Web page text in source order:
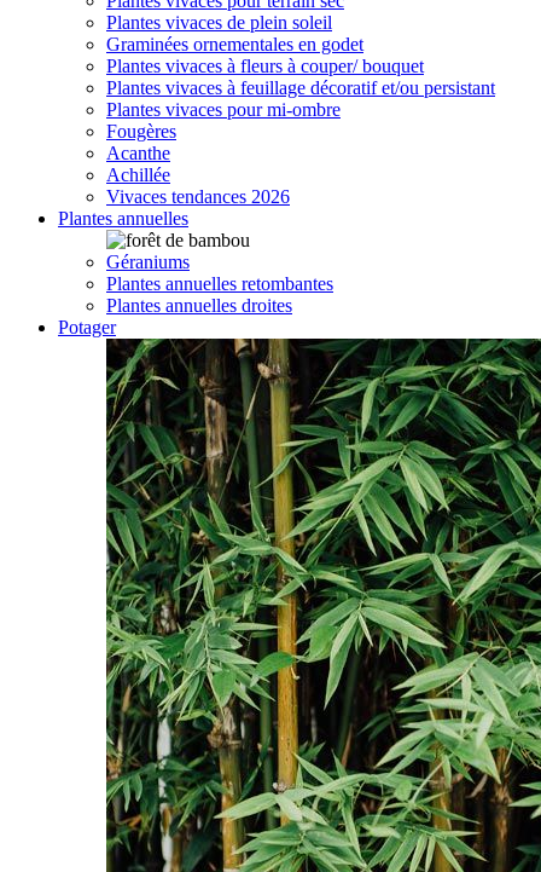
Plantes vivaces de plein soleil
Graminées ornementales en godet
Plantes vivaces à fleurs à couper/ bouquet
Plantes vivaces à feuillage décoratif et/ou persistant
Plantes vivaces pour mi-ombre
Fougères
Acanthe
Achillée
Vivaces tendances 2026
Plantes annuelles
Géraniums
Plantes annuelles retombantes
Plantes annuelles droites
Potager